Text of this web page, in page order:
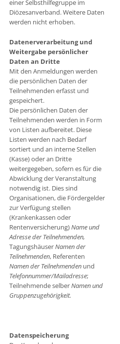
einer Selbsthilfegruppe im
Diözesanverband. Weitere Daten
werden nicht erhoben.
Datenerverarbeitung und
Weitergabe persönlicher
Daten an Dritte
Mit den Anmeldungen werden
die persönlichen Daten der
Teilnehmenden erfasst und
gespeichert.
Die persönlichen Daten der
Teilnehmenden werden in Form
von Listen aufbereitet. Diese
Listen werden nach Bedarf
sortiert und an interne Stellen
(Kasse) oder an Dritte
weitergegeben, sofern es für die
Abwicklung der Veranstaltung
notwendig ist. Dies sind
Organisationen, die Fördergelder
zur Verfügung stellen
(Krankenkassen oder
Rentenversicherung)Name und
Adresse der Teilnehmenden,
TagungshäuserNamen der
Teilnehmenden, Referenten
Namen der Teilnehmendenund
Telefonnummer/Mailadresse;
Teilnehmende selberNamen und
Gruppenzugehörigkeit.
Datenspeicherung